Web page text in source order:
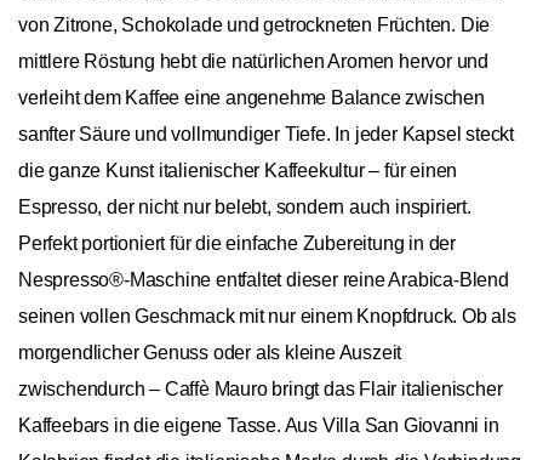
von Zitrone, Schokolade und getrockneten Früchten. Die
mittlere Röstung hebt die natürlichen Aromen hervor und
verleiht dem Kaffee eine angenehme Balance zwischen
sanfter Säure und vollmundiger Tiefe. In jeder Kapsel steckt
die ganze Kunst italienischer Kaffeekultur – für einen
Espresso, der nicht nur belebt, sondern auch inspiriert.
Perfekt portioniert für die einfache Zubereitung in der
Nespresso®-Maschine entfaltet dieser reine Arabica-Blend
seinen vollen Geschmack mit nur einem Knopfdruck. Ob als
morgendlicher Genuss oder als kleine Auszeit
zwischendurch – Caffè Mauro bringt das Flair italienischer
Kaffeebars in die eigene Tasse. Aus Villa San Giovanni in